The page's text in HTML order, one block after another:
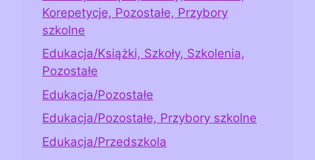
Korepetycje, Pozostałe, Przybory
szkolne
Edukacja/Książki, Szkoły, Szkolenia,
Pozostałe
Edukacja/Pozostałe
Edukacja/Pozostałe, Przybory szkolne
Edukacja/Przedszkola